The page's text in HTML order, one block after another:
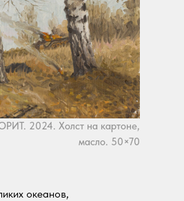
океанов,
2024. Холст на картоне,
масло. 50×70